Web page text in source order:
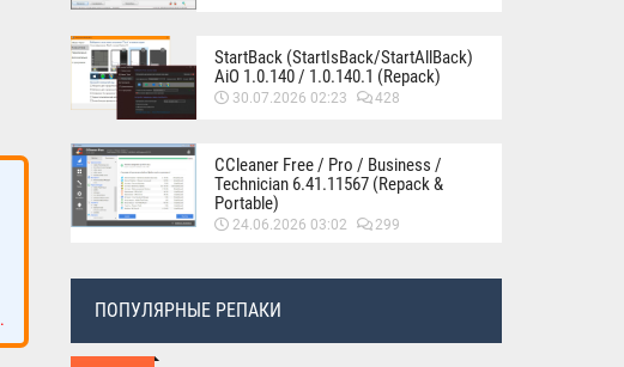
.
StartBack (StartIsBack/StartAllBack)
AiO 1.0.140 / 1.0.140.1 (Repack)
30.07.2026 02:23 428
CCleaner Free / Pro / Business /
Technician 6.41.11567 (Repack &
Portable)
24.06.2026 03:02 299
ПОПУЛЯРНЫЕ РЕПАКИ